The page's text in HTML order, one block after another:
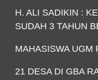
H. ALI SADIKIN :
SUDAH 3 TAHUN
MAHASISWA UGM
21 DESA DI GBA